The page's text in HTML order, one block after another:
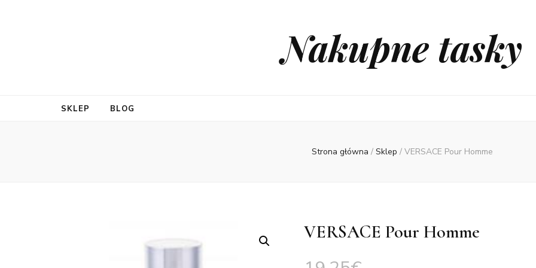
Nakupne tasky
SKLEP BLOG
Strona główna / Sklep / VERSACE Pour Homme
VERSACE Pour Homme